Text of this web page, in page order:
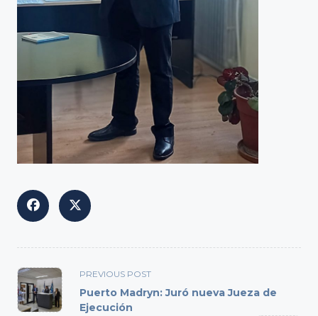
<span
class="nav-
subtitle
PREVIOUS POST
Puerto Madryn: Juró nueva Jueza de
Ejecución